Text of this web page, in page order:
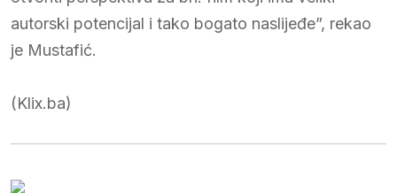
autorski potencijal i tako bogato naslijeđe”, rekao
je Mustafić.
(Klix.ba)